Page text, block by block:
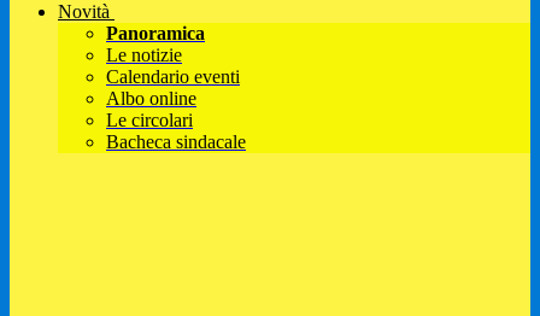
Novità
Panoramica
Le notizie
Calendario eventi
Albo online
Le circolari
Bacheca sindacale